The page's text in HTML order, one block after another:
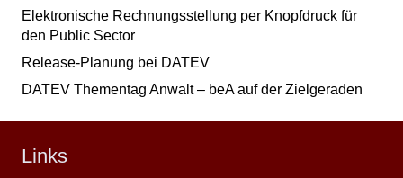
Elektronische Rechnungsstellung per Knopfdruck für
den Public Sector
Release-Planung bei DATEV
DATEV Thementag Anwalt – beA auf der Zielgeraden
Links